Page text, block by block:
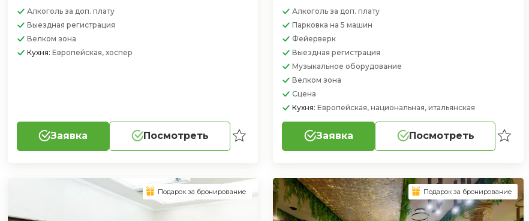
Алкоголь за доп. плату
Выездная регистрация
Велком зона
Кухня: Европейская, хоспер
Заявка Посмотреть
Алкогольза доп. плату
Парковкана 5 машин
Фейерверк
Выездная регистрация
Музыкальное оборудование
Велком зона
Сцена
Кухня:Европейская, национальная, итальянская
Заявка Посмотреть
Подарок за бронирование Подарок за бронирование